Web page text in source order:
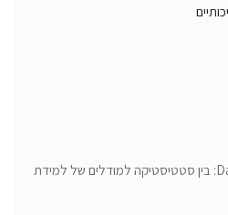
ראיון עבודה ב-Data Science: בין סטטיסטיקה למודלים של למידת